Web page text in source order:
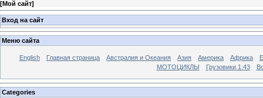
[Мой сайт]
Вход на сайт
Меню сайта
English Главная страница Австралия и Океания Азия Америка Африка
МОТОЦИКЛЫ
Грузовики 1:43
Categories